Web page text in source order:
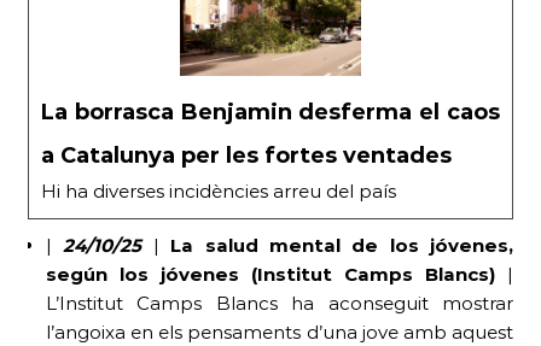
La borrasca Benjamin desferma el caos
a Catalunya per les fortes ventades
Hi ha diverses incidències arreu del país
|24/10/25| La salud mental de los jóvenes,
según los jóvenes (Institut Camps Blancs) |
L’Institut Camps Blancs ha aconseguit mostrar
l’angoixa en els pensaments d’una jove amb aquest